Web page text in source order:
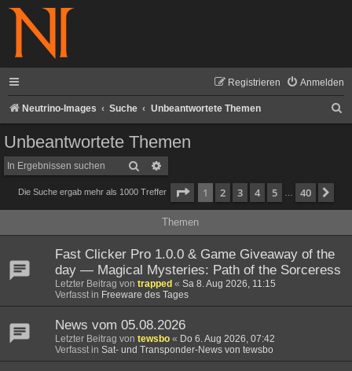
Anmelden
Registrieren
Neutrino-Images Suche Unbeantwortete Themen
Unbeantwortete Themen
Suche
Die Suche ergab mehr als 1000 Treffer Seite 1von 40
1 2 3 4 5 40
Themen
Fast Clicker Pro 1.0.0 & Game Giveaway of the
day — Magical Mysteries: Path of the Sorceress
Letzter Beitrag von trapped « Sa 8. Aug 2026, 11:15
Verfasst in Freeware des Tages
News vom 05.08.2026
Letzter Beitrag von tewsbo « Do 6. Aug 2026, 07:42
Verfasst in Sat- und Transponder-News von tewsbo